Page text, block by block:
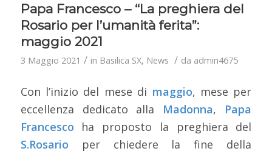
Papa Francesco – “La preghiera del
Rosario per l’umanità ferita”:
maggio 2021
3 Maggio 2021 / in Basilica SX, News / da admin4675
Con l’inizio del mese di maggio, mese per
eccellenza dedicato alla Madonna, Papa
Francesco ha proposto la preghiera del
S.Rosario per chiedere la fine della